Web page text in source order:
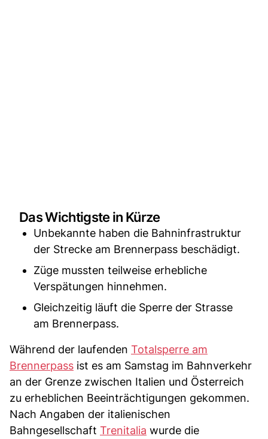
Das Wichtigste in Kürze
Unbekannte haben die Bahninfrastruktur
der Strecke am Brennerpass beschädigt.
Züge mussten teilweise erhebliche
Verspätungen hinnehmen.
Gleichzeitig läuft die Sperre der Strasse
am Brennerpass.
Während der laufenden Totalsperre am
Brennerpass ist es am Samstag im Bahnverkehr
an der Grenze zwischen Italien und Österreich
zu erheblichen Beeinträchtigungen gekommen.
Nach Angaben der italienischen
Bahngesellschaft Trenitalia wurde die